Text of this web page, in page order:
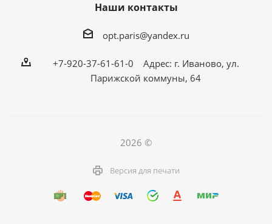
Наши контакты
opt.paris@yandex.ru
+7-920-37-61-61-0 Адрес: г. Иваново, ул.
Парижской коммуны, 64
2026 ©
Версия для печати